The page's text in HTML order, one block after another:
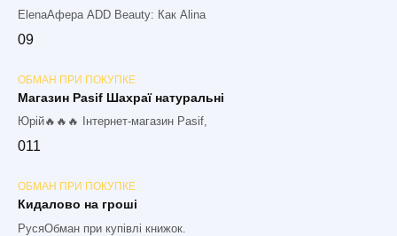
ElenaАфера ADD Beauty: Как Alina
09
ОБМАН ПРИ ПОКУПКЕ
Магазин Pasif Шахраї натуральні
Юрій🔥🔥🔥 Інтернет-магазин Pasif,
011
ОБМАН ПРИ ПОКУПКЕ
Кидалово на гроші
РусяОбман при купівлі книжок.